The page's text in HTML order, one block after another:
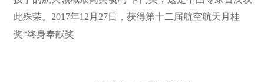
此殊荣。2017年12月27日，获得第十二届航空航天月桂
奖“终身奉献奖